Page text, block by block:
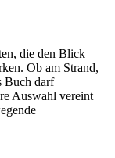
die den Blick
Ob am Strand,
Buch darf
Auswahl vereint